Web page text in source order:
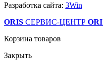
Разработка сайта: 3Win
ORIS СЕРВИС-ЦЕНТР
Корзина товаров
Закрыть